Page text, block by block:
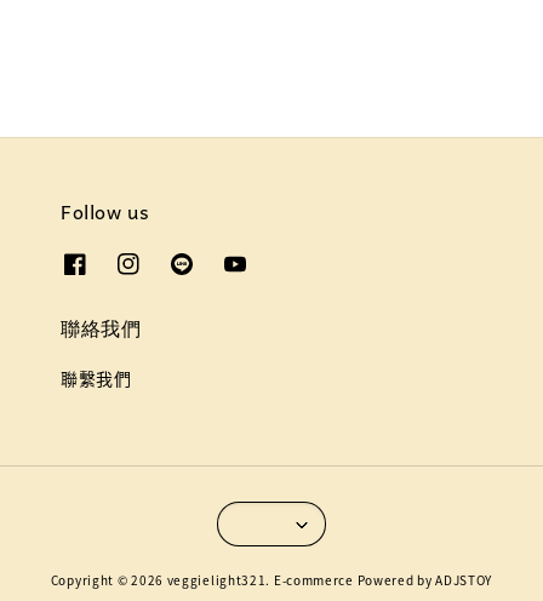
Follow us
聯絡我們
聯繫我們
Copyright © 2026 veggielight321. E-commerce Powered by ADJSTOY